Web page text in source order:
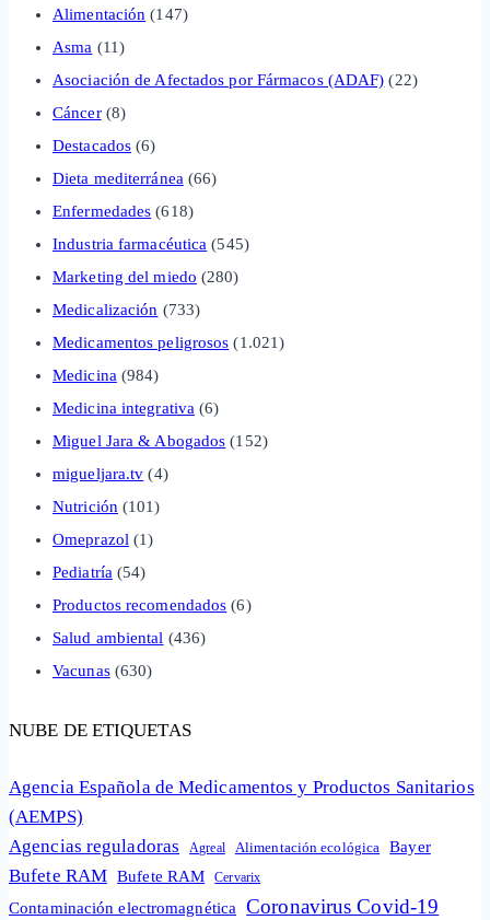
Alimentación (147)
Asma (11)
Asociación de Afectados por Fármacos (ADAF) (22)
Cáncer(8)
Destacados (6)
Dieta mediterránea(66)
Enfermedades (618)
Industria farmacéutica (545)
Marketing del miedo (280)
Medicalización (733)
Medicamentos peligrosos (1.021)
Medicina(984)
Medicina integrativa (6)
Miguel Jara & Abogados (152)
migueljara.tv (4)
Nutrición(101)
Omeprazol(1)
Pediatría(54)
Productos recomendados (6)
Salud ambiental (436)
Vacunas(630)
NUBE DE ETIQUETAS
Agencia Española de Medicamentos y Productos Sanitarios
(AEMPS)
Agencias reguladoras
Agreal Alimentación ecológica Bayer
Bufete RAM Bufete RAM Cervarix
Contaminación electromagnética Coronavirus Covid-19